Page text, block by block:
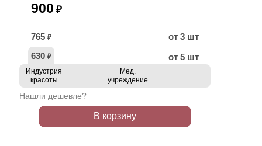
900 ₽
765 ₽
от 3 шт
630 ₽ от 5 шт
Индустрия
красоты
Мед.
учреждение
Нашли дешевле?
В корзину